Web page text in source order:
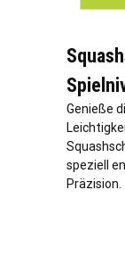
Genieße
speziell
Präzision.